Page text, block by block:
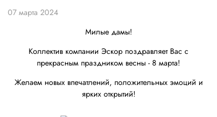
Светотехника и электрика
Автомобильная электроника и автотовары
Электроника для дома и хобби
Промышленная автоматика
07 марта 2024
Милые дамы!
Коллектив компании Эскор поздравляет Вас с
прекрасным праздником весны - 8 марта!
Желаем новых впечатлений, положительных эмоций и
ярких открытий!